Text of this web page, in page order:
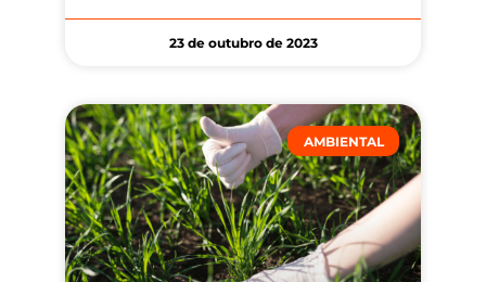
23 de outubro de 2023
AMBIENTAL